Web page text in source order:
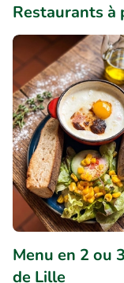
Restaurants à
Menu en 2 ou
de Lille